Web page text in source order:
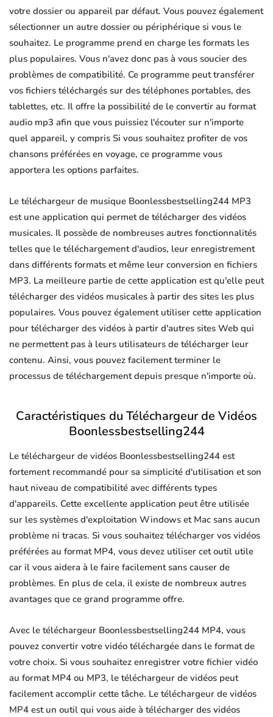
votre dossier ou appareil par défaut. Vous pouvez également
sélectionner un autre dossier ou périphérique si vous le
souhaitez. Le programme prend en charge les formats les
plus populaires. Vous n'avez donc pas à vous soucier des
problèmes de compatibilité. Ce programme peut transférer
vos fichiers téléchargés sur des téléphones portables, des
tablettes, etc. Il offre la possibilité de le convertir au format
audio mp3 afin que vous puissiez l'écouter sur n'importe
quel appareil, y compris Si vous souhaitez profiter de vos
chansons préférées en voyage, ce programme vous
apportera les options parfaites.
Le téléchargeur de musique Boonlessbestselling244 MP3
est une application qui permet de télécharger des vidéos
musicales. Il possède de nombreuses autres fonctionnalités
telles que le téléchargement d'audios, leur enregistrement
dans différents formats et même leur conversion en fichiers
MP3. La meilleure partie de cette application est qu'elle peut
télécharger des vidéos musicales à partir des sites les plus
populaires. Vous pouvez également utiliser cette application
pour télécharger des vidéos à partir d'autres sites Web qui
ne permettent pas à leurs utilisateurs de télécharger leur
contenu. Ainsi, vous pouvez facilement terminer le
processus de téléchargement depuis presque n'importe où.
Caractéristiques du Téléchargeur de Vidéos
Boonlessbestselling244
Le téléchargeur de vidéos Boonlessbestselling244 est
fortement recommandé pour sa simplicité d'utilisation et son
haut niveau de compatibilité avec différents types
d'appareils. Cette excellente application peut être utilisée
sur les systèmes d'exploitation Windows et Mac sans aucun
problème ni tracas. Si vous souhaitez télécharger vos vidéos
préférées au format MP4, vous devez utiliser cet outil utile
car il vous aidera à le faire facilement sans causer de
problèmes. En plus de cela, il existe de nombreux autres
avantages que ce grand programme offre.
Avec le téléchargeur Boonlessbestselling244 MP4, vous
pouvez convertir votre vidéo téléchargée dans le format de
votre choix. Si vous souhaitez enregistrer votre fichier vidéo
au format MP4 ou MP3, le téléchargeur de vidéos peut
facilement accomplir cette tâche. Le téléchargeur de vidéos
MP4 est un outil qui vous aide à télécharger des vidéos